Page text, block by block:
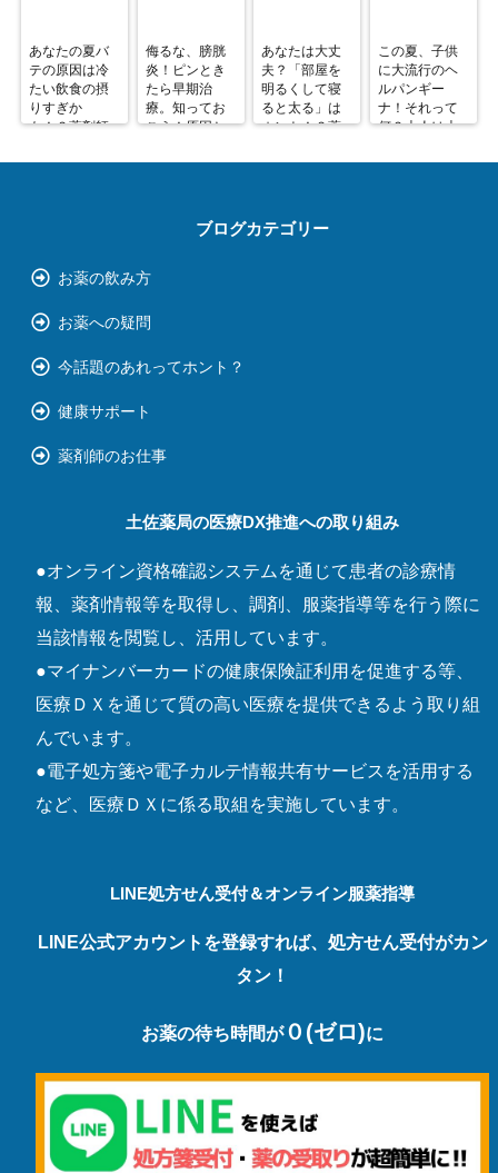
あなたの夏バ
テの原因は冷
たい飲食の摂
りすぎか
も！？薬剤師
テの原因と改
侮るな、膀胱
炎！ピンとき
たら早期治
療。知ってお
こう！原因と
が分かりやす
あなたは大丈
夫？「部屋を
明るくして寝
ると太る」は
ホント！？薬
やすく説明し
この夏、子供
に大流行のヘ
ルパンギー
ナ！それって
何？大人は大
やすく解説し
ブログカテゴリー
お薬の飲み方
お薬への疑問
今話題のあれってホント？
健康サポート
薬剤師のお仕事
土佐薬局の医療DX推進への取り組み
●オンライン資格確認システムを通じて患者の診療情
報、薬剤情報等を取得し、調剤、服薬指導等を行う際に
当該情報を閲覧し、活用しています。
●マイナンバーカードの健康保険証利用を促進する等、
医療ＤＸを通じて質の高い医療を提供できるよう取り組
んでいます。
●電子処方箋や電子カルテ情報共有サービスを活用する
など、医療ＤＸに係る取組を実施しています。
LINE処方せん受付＆オンライン服薬指導
LINE公式アカウントを登録すれば、処方せん受付がカン
タン！
お薬の待ち時間が０(ゼロ)に